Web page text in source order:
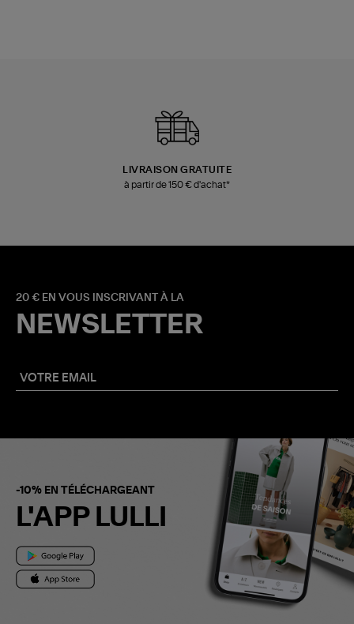
LIVRAISON GRATUITE
à partir de 150 € d'achat*
20 € EN VOUS INSCRIVANT À LA
NEWSLETTER
-10% EN TÉLÉCHARGEANT
L'APP LULLI